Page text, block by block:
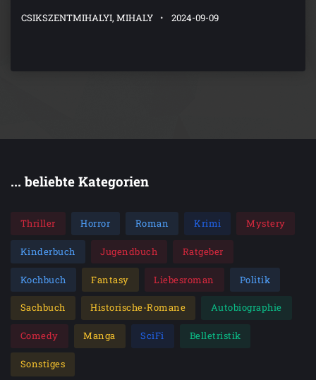
CSIKSZENTMIHALYI, MIHALY 2024-09-09
... beliebte Kategorien
Thriller Horror Roman Krimi Mystery
Kinderbuch Jugendbuch Ratgeber
Kochbuch Fantasy Liebesroman Politik
Sachbuch Historische-Romane Autobiographie
Comedy Manga SciFi Belletristik
Sonstiges